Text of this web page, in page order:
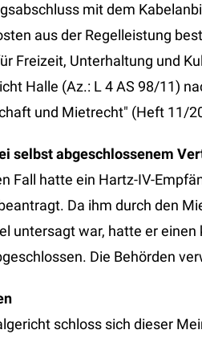
mit dem
aus der Regelleistung
Freizeit, Unterhaltung und
Halle (Az.: L 4 AS 98/11)
und Mietrecht" (Heft 11/
selbst abgeschlossenem
Fall hatte ein Hartz-IV-
Da ihm durch den
untersagt war, hatte er
Die Behörden
schloss sich dieser